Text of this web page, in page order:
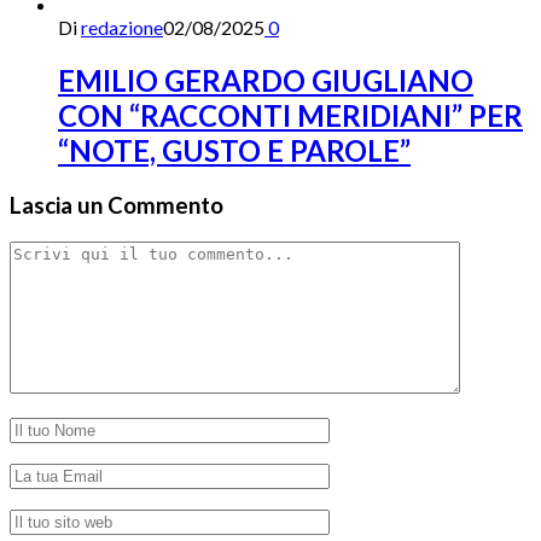
Diredazione02/08/20250
EMILIO GERARDO GIUGLIANO
CON “RACCONTI MERIDIANI” PER
“NOTE, GUSTO E PAROLE”
Lascia un Commento